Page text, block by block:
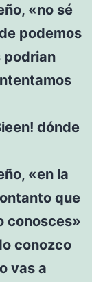
«no sé
podemos
podrian
dónde
«en la
que
conosces»
conozco
vas a